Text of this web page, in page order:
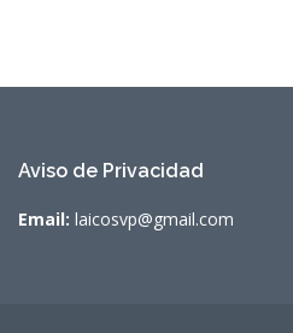
Aviso de Privacidad
Email: laicosvp@gmail.com